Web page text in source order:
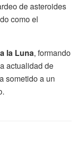
de asteroides
como el
la Luna, formando
actualidad de
sometido a un